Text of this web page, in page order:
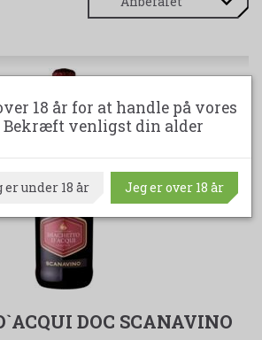
DOC SCANAVINO
18 år for at handle på vores
Bekræft venligst din alder
er under 18 år Jeg er over 18 år